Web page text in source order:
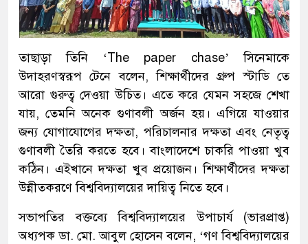
তাছাড়া তিনি ‘The paper chase’ সিনেমাকে
উদাহরণস্বরূপ টেনে বলেন, শিক্ষার্থীদের গ্রুপ স্টাডি তে
আরো গুরুত্ব দেওয়া উচিত। এতে করে যেমন সহজে শেখা
যায়, তেমনি অনেক গুণাবলী অর্জন হয়। এগিয়ে যাওয়ার
জন্য যোগাযোগের দক্ষতা, পরিচালনার দক্ষতা এবং নেতৃত্ব
গুণাবলী তৈরি করতে হবে। বাংলাদেশে চাকরি পাওয়া খুব
কঠিন। এইখানে দক্ষতা খুব প্রয়োজন। শিক্ষার্থীদের দক্ষতা
উন্নীতকরণে বিশ্ববিদ্যালয়ের দায়িত্ব নিতে হবে।
সভাপতির বক্তব্যে বিশ্ববিদ্যালয়ের উপাচার্য (ভারপ্রাপ্ত)
অধ্যপক ডা. মো. আবুল হোসেন বলেন, ‘গণ বিশ্ববিদ্যালয়ের